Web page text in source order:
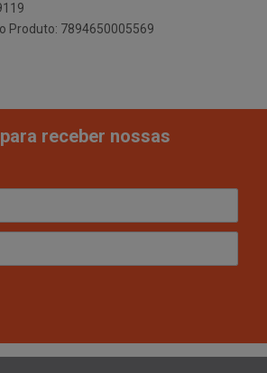
Produto: 7894650005569
receber nossas